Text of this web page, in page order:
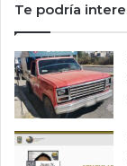
Te podría